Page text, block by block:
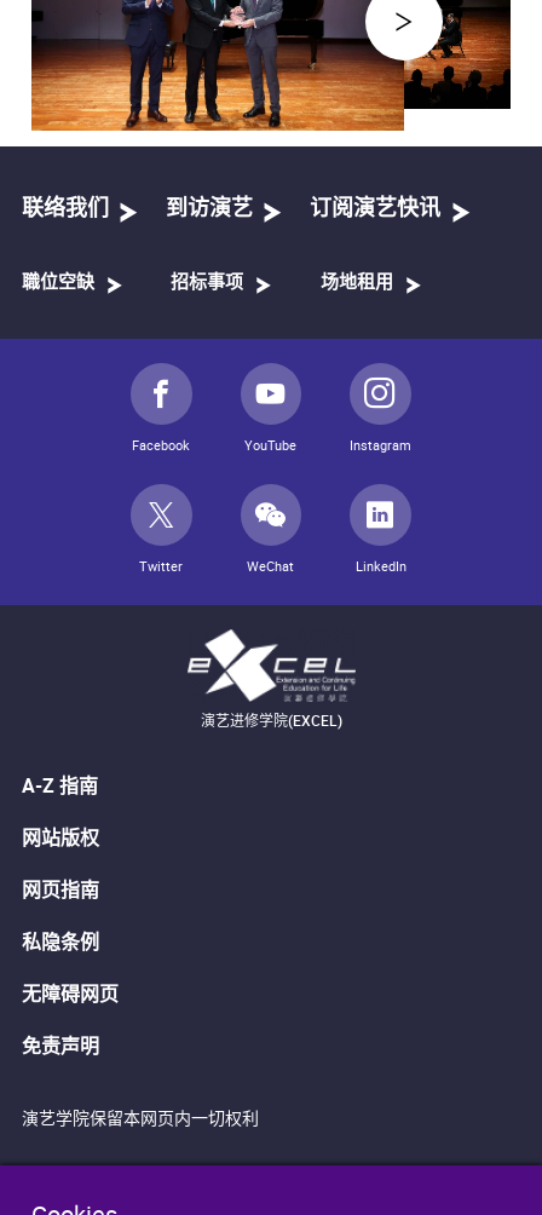
联络我们 到访演艺 订阅演艺快讯
職位空缺 招标事项 场地租用
Facebook YouTube Instagram
Twitter WeChat LinkedIn
演艺进修学院(EXCEL)
A-Z 指南
网站版权
网页指南
私隐条例
无障碍网页
免责声明
演艺学院保留本网页内一切权利